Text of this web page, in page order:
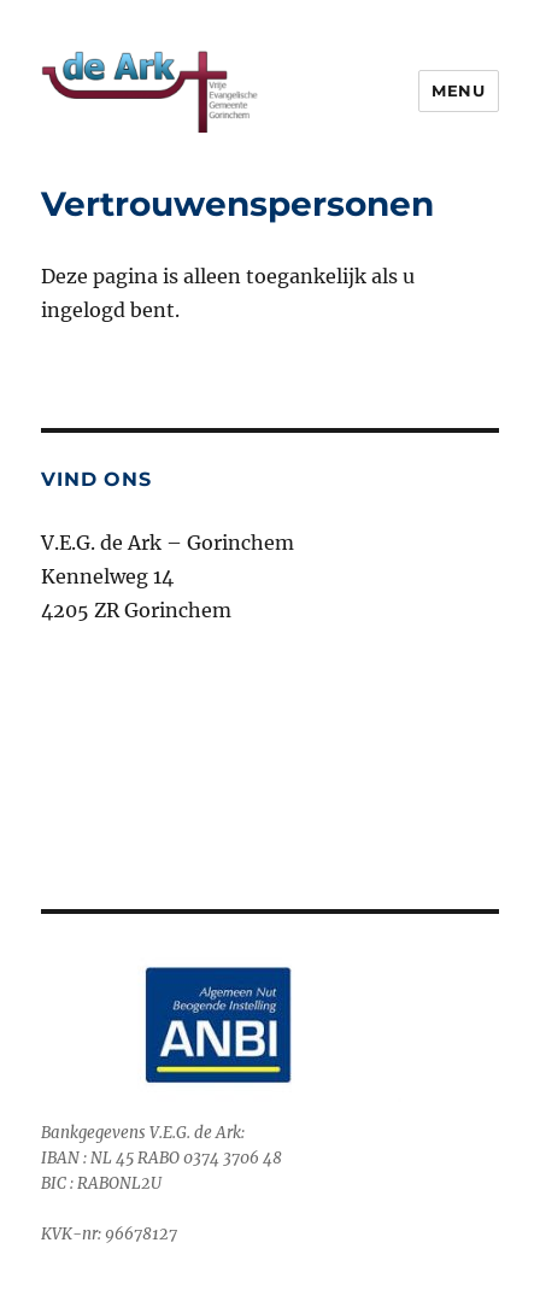
MENU
Vertrouwenspersonen
Deze pagina is alleen toegankelijk als u
ingelogd bent.
VIND ONS
V.E.G. de Ark – Gorinchem
Kennelweg 14
4205 ZR Gorinchem
Bankgegevens V.E.G. de Ark:
IBAN : NL 45 RABO 0374 3706 48
BIC : RABONL2U
KVK-nr: 96678127